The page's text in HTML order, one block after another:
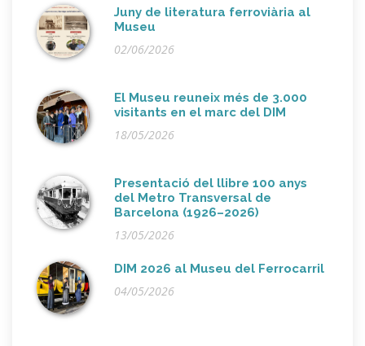
Juny de literatura ferroviària al
Museu
02/06/2026
El Museu reuneix més de 3.000
visitants en el marc del DIM
18/05/2026
Presentació del llibre 100 anys
del Metro Transversal de
Barcelona (1926–2026)
13/05/2026
DIM 2026 al Museu del Ferrocarril
04/05/2026